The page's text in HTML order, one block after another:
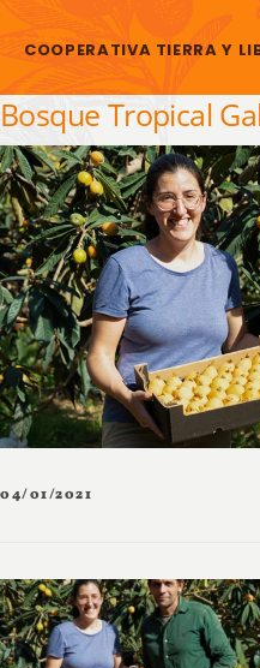
COOPERATIVA TIERRA Y
Bosque Tropical
04/01/2021